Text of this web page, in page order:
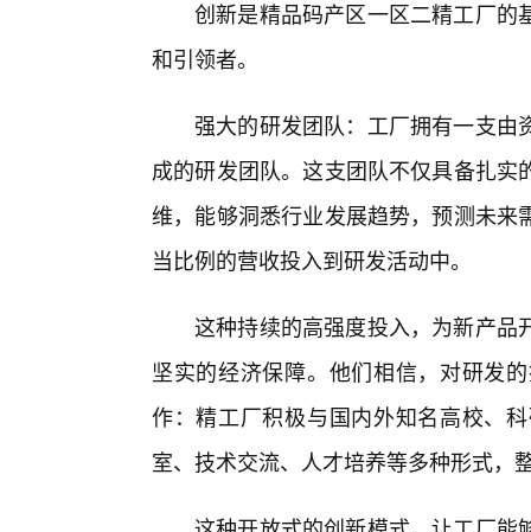
创新是精品码产区一区二精工厂的
和引领者。
强大的研发团队：工厂拥有一支
成的研发团队。这支团队不仅具备扎
维，能够洞悉行业发展趋势，预测未
当比例的营收投入到研发活动中。
这种持续的高强度投入，为新产品
坚实的经济保障。他们相信，对研发
作：精工厂积极与国内外知名高校、
室、技术交流、人才培养等多种形式，